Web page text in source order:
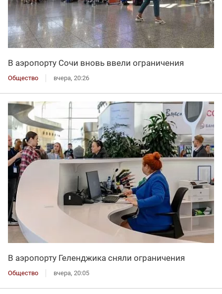
В аэропорту Сочи вновь ввели ограничения
Общество вчера, 20:26
В аэропорту Геленджика сняли ограничения
Общество вчера, 20:05